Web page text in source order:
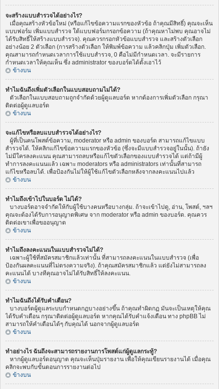
จะสร้างแบบสำรวจได้อย่างไร?
เมื่อคุณสร้างหัวข้อใหม่ (หรือแก้ไขข้อความแรกของหัวข้อ ถ้าคุณมีสิทธิ์) คุณจะเห็น
แบบฟอร์ม เพิ่มแบบสำรวจ ใต้แบบฟอร์มกรอกข้อความ (ถ้าคุณหาไม่พบ คุณอาจไม่
ได้รับสิทธิ์ให้สร้างแบบสำรวจ). คุณควรกรอกหัวข้อแบบสำรวจ และสร้างตัวเลือก
อย่างน้อย 2 ตัวเลือก (การสร้างตัวเลือก ให้พิมพ์ข้อความ แล้วคลิกปุ่ม เพิ่มตัวเลือก.
คุณสามารถกำหนดเวลาการใช้แบบสำรวจ, 0 คือไม่มีกำหนดเวลา. จะมีรายการ
กำหนดเวลาให้คุณเห็น ซึ่ง administrator ของบอร์ดได้ตั้งเอาไว้
ข้างบน
ทำไมฉันถึงเพิ่มตัวเลือกในแบบสอบถามไม่ได้?
ตัวเลือกในแบบสอบถามถูกจำกัดด้วยผู้ดูแลบอร์ด หากต้องการเพิ่มตัวเลือก กรุณา
ติดต่อผู้ดูแลบอร์ด
ข้างบน
จะแก้ไขหรือลบแบบสำรวจได้อย่างไร?
ผู้ที่เป็นคนโพสต์ข้อความ, moderator หรือ admin ของบอร์ด สามารถแก้ไขแบบ
สำรวจได้. ให้คลิกแก้ไขข้อความแรกของหัวข้อ (ซึ่งจะมีแบบสำรวจอยู่ในนั้น). ถ้ายัง
ไม่มีใครลงคะแนน คุณสามารถลบหรือแก้ไขตัวเลือกของแบบสำรวจได้ แต่ถ้ามีผู้
ทำการลงคะแนนแล้ว เฉพาะ moderators หรือ administrators เท่านั้นที่สามารถ
แก้ไขหรือลบได้. เพื่อป้องกันไม่ให้ผู้ใช้แก้ไขตัวเลือกหลังจากลงคะแนนไปแล้ว
ข้างบน
ทำไมถึงเข้าไปในบอร์ด ไม่ได้?
บางบอร์ดอาจจำกัดให้กับผู้ใช้บางคนหรือบางกลุ่ม. ถ้าจะเข้าไปดู, อ่าน, โพสต์, ฯลฯ
คุณจะต้องได้รับการอนุญาตพิเศษ จาก moderator หรือ admin ของบอร์ด. คุณควร
ติดต่อเขาเพื่อขออนุญาต
ข้างบน
ทำไมถึงลงคะแนนในแบบสำรวจไม่ได้?
เฉพาะผู้ใช้ที่สมัครสมาชิกแล้วเท่านั้น ที่สามารถลงคะแนนในแบบสำรวจ (เพื่อ
ป้องกันผลคะแนนที่ไม่ตรงความจริง). ถ้าคุณสมัครสมาชิกแล้ว แต่ยังไม่สามารถลง
คะแนนได้ บางทีคุณอาจไม่ได้รับสิทธิ์ให้ลงคะแนน.
ข้างบน
ทำไมฉันถึงได้รับคำเตือน?
บางบอร์ดผู้ดูแลระบบกำหนดกฏบางอย่างขึ้น ถ้าคุณทำผิดกฏ มันจะเป็นเหตุให้คุณ
ได้รับคำเตือน กรุณาติดต่อผู้ดูแลบอร์ด หากคุณได้รับคำแจ้งเตือน ทาง phpBB ไม่
สามารถให้คำเตือนได้ๆ กับคุณได้ นอกจากผู้ดูแลบอร์ด
ข้างบน
ทำอย่างไร ฉันถึงจะสามารถรายงานการโพสต์แก่ผู้ดูแลกระทู้?
หากผู้ดูแลบอร์ดอนุญาต คุณจะเห็นปุ่มรายงาน เพื่อให้คุณเขียนรายงานได้ เมื่อคุณ
คลิกจะพบกับขั้นตอนการรายงานต่อไป
ข้างบน